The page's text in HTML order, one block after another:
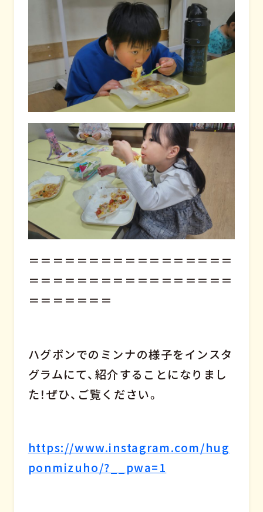
＝＝＝＝＝＝＝＝＝＝＝＝＝＝＝＝＝
＝＝＝＝＝＝＝＝＝＝＝＝＝＝＝＝＝
＝＝＝＝＝＝＝
ハグポンでのミンナの様子をインスタ
グラムにて、紹介することになりまし
た！ぜひ、ご覧ください。
https://www.instagram.com/hug
ponmizuho/?__pwa=1